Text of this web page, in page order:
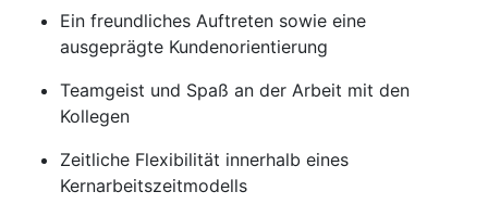
Ein freundliches Auftreten sowie eine
ausgeprägte Kundenorientierung
Teamgeist und Spaß an der Arbeit mit den
Kollegen
Zeitliche Flexibilität innerhalb eines
Kernarbeitszeitmodells